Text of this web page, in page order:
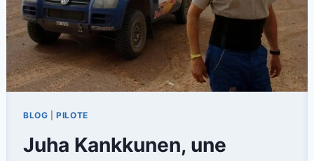
BLOG |PILOTE
Juha Kankkunen, une